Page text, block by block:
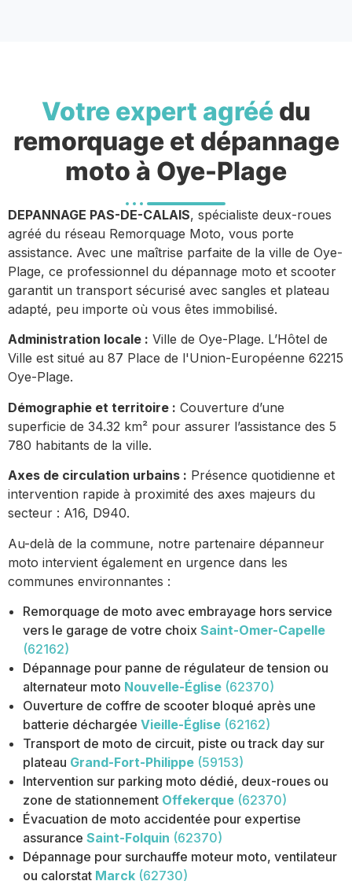
Votre expert agréé du
remorquage et dépannage
moto à Oye-Plage
DEPANNAGE PAS-DE-CALAIS, spécialiste deux-roues
agréé du réseau Remorquage Moto, vous porte
assistance. Avec une maîtrise parfaite de la ville de Oye-
Plage, ce professionnel du dépannage moto et scooter
garantit un transport sécurisé avec sangles et plateau
adapté, peu importe où vous êtes immobilisé.
Administration locale : Ville de Oye-Plage. L’Hôtel de
Ville est situé au 87 Place de l'Union-Européenne 62215
Oye-Plage.
Démographie et territoire : Couverture d’une
superficie de 34.32 km² pour assurer l’assistance des 5
780 habitants de la ville.
Axes de circulation urbains : Présence quotidienne et
intervention rapide à proximité des axes majeurs du
secteur : A16, D940.
Au-delà de la commune, notre partenaire dépanneur
moto intervient également en urgence dans les
communes environnantes :
Remorquage de moto avec embrayage hors service
vers le garage de votre choix Saint-Omer-Capelle
(62162)
Dépannage pour panne de régulateur de tension ou
alternateur moto Nouvelle-Église (62370)
Ouverture de coffre de scooter bloqué après une
batterie déchargée Vieille-Église (62162)
Transport de moto de circuit, piste ou track day sur
plateau Grand-Fort-Philippe (59153)
Intervention sur parking moto dédié, deux-roues ou
zone de stationnement Offekerque (62370)
Évacuation de moto accidentée pour expertise
assurance Saint-Folquin (62370)
Dépannage pour surchauffe moteur moto, ventilateur
ou calorstat Marck (62730)